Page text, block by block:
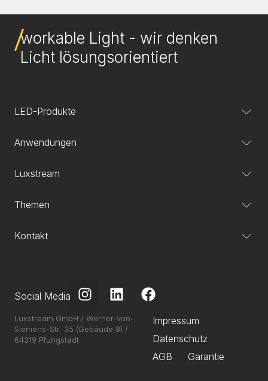
workable Light - wir denken
Licht lösungsorientiert
LED-Produkte
Anwendungen
Luxstream
Themen
Kontakt
Social Media
Luxstream GmbH / Werner-von-
Siemens-Str. 35 (Gebäude 8) /
64319 Pfungstadt
Impressum
Datenschutz
AGB
Garantie